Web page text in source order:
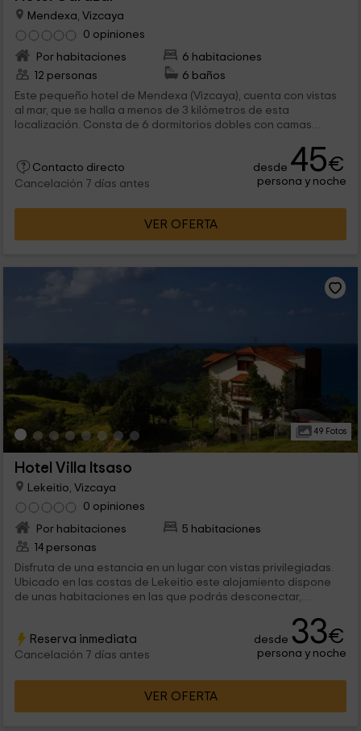
Mendexa, Vizcaya
0 opiniones
Por habitaciones
6 habitaciones
12 personas
6 baños
Este pequeño hotel de Mendexa (Vizcaya), cuenta con vistas
al mar, que se halla a menos de 3 kilómetros de esta
localización. Consta de 6 dormitorios dobles con camas
Contacto directo
Cancelación 7 días antes
desde 45€
persona y noche
VER OFERTA
49 Fotos
Hotel Villa Itsaso
Lekeitio, Vizcaya
0 opiniones
Por habitaciones
5 habitaciones
14 personas
Disfruta de una estancia en un lugar con vistas privilegiadas.
Ubicado en las costas de Lekeitio este alojamiento dispone
de unas habitaciones en las que podrás desconectar,
rocosas, como visitar bonitas ciudades costeras.
Reserva inmediata
Cancelación 7 días antes
desde 33€
persona y noche
VER OFERTA